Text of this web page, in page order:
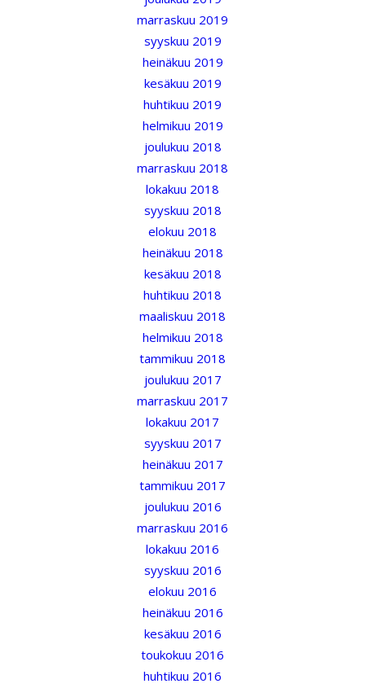
marraskuu 2019
syyskuu 2019
heinäkuu 2019
kesäkuu 2019
huhtikuu 2019
helmikuu 2019
joulukuu 2018
marraskuu 2018
lokakuu 2018
syyskuu 2018
elokuu 2018
heinäkuu 2018
kesäkuu 2018
huhtikuu 2018
maaliskuu 2018
helmikuu 2018
tammikuu 2018
joulukuu 2017
marraskuu 2017
lokakuu 2017
syyskuu 2017
heinäkuu 2017
tammikuu 2017
joulukuu 2016
marraskuu 2016
lokakuu 2016
syyskuu 2016
elokuu 2016
heinäkuu 2016
kesäkuu 2016
toukokuu 2016
huhtikuu 2016